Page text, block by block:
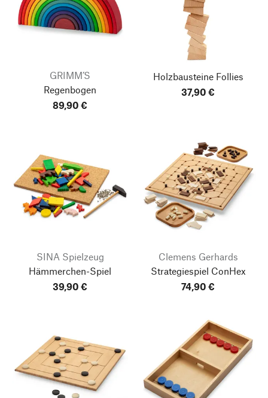
GRIMM’S
Regenbogen
89,90 €
Holzbausteine Follies
37,90 €
SINA Spielzeug
Hämmerchen-Spiel
39,90 €
Clemens Gerhards
Strategiespiel ConHex
74,90 €